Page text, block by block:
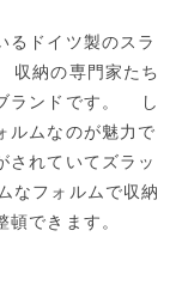
るドイツ製のスラ
収納の専門家たち
ランドです。 し
ルムなのが魅力で
されていてズラッ
なフォルムで収納
できます。